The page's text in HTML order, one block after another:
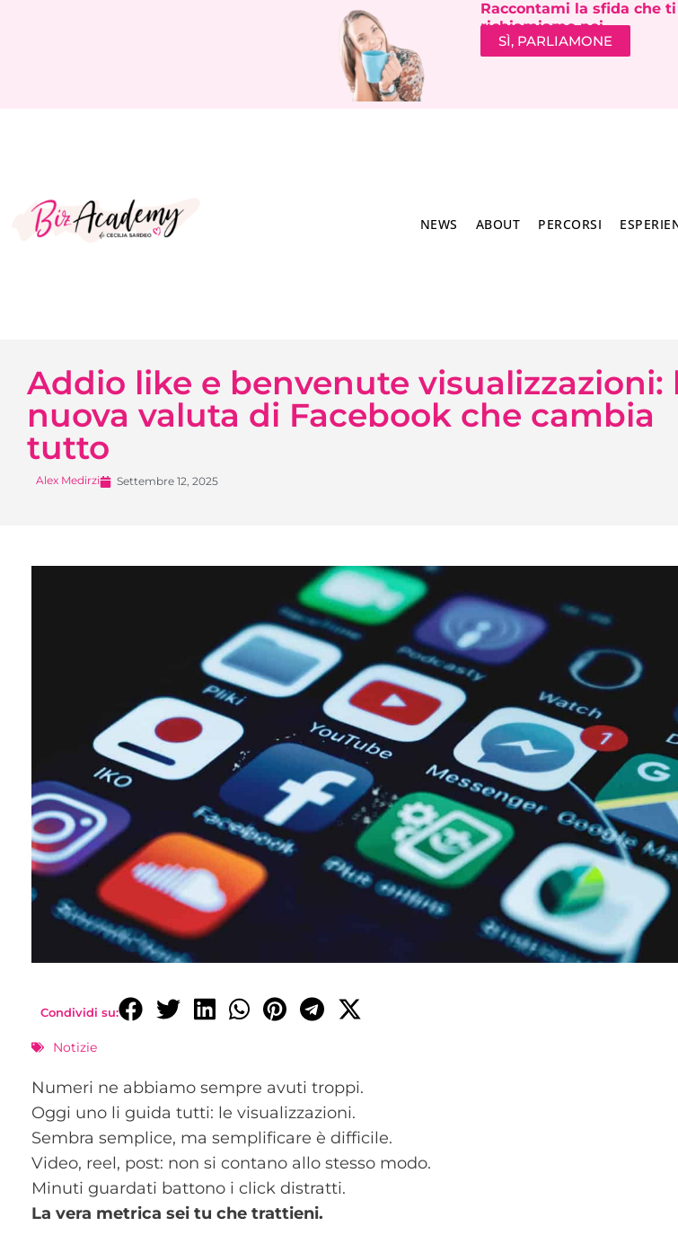
Raccontami la sfida che
richiamiamo noi.
SÌ, PARLIAMONE
NEWS ABOUT PERCORSI
Addio like e benvenute visualizzazioni:
nuova valuta di Facebook che cambia
tutto
Alex Medirzi Settembre 12, 2025
Condividi su:
Notizie
Numeri ne abbiamo sempre avuti troppi.
Oggi uno li guida tutti: le visualizzazioni.
Sembra semplice, ma semplificare è difficile.
Video, reel, post: non si contano allo stesso modo.
Minuti guardati battono i click distratti.
La vera metrica sei tu che trattieni.